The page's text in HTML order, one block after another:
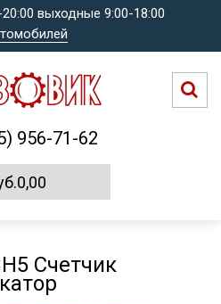
выходные 9:00-18:00
956-71-62
Счетчик